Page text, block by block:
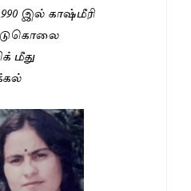
1990 இல் காஷ்மீரி
மீது